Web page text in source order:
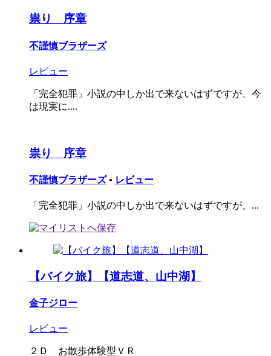
祟り 序章
不謹慎ブラザーズ
レビュー
「完全犯罪」小説の中しか出で来ないはずですが、今
は現実に....
祟り 序章
不謹慎ブラザーズ • レビュー
「完全犯罪」小説の中しか出で来ないはずですが、...
【バイク旅】【道志道、山中湖】
金子ジロー
レビュー
２Ｄ お散歩体験型ＶＲ